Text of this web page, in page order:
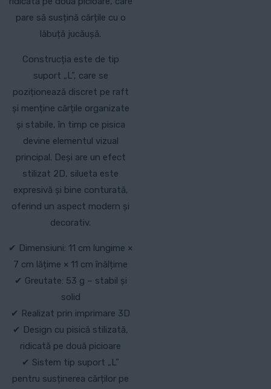
pare să susțină cărțile cu o
lăbuță jucăușă.
Construcția este de tip
suport „L”, care se
poziționează discret pe raft
și menține cărțile organizate
și stabile, în timp ce pisica
devine elementul vizual
principal. Deși are un efect
stilizat 2D, silueta este
expresivă și bine conturată,
oferind un aspect modern și
decorativ.
✔ Dimensiuni: 11 cm lungime ×
7 cm lățime × 11 cm înălțime
✔ Greutate: 53 g – stabil și
solid
✔ Realizat prin imprimare 3D
✔ Design cu pisică stilizată,
ridicată pe două picioare
✔ Sistem tip suport „L”
pentru susținerea cărților pe